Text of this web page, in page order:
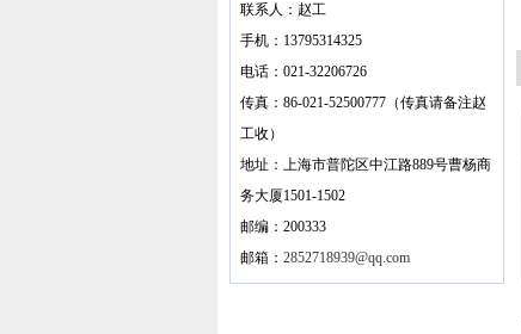
联系人：赵工
手机：13795314325
电话：021-32206726
传真：86-021-52500777（传真请备注赵
工收）
地址：上海市普陀区中江路889号曹杨商
务大厦1501-1502
邮编：200333
邮箱： 2852718939@qq.com